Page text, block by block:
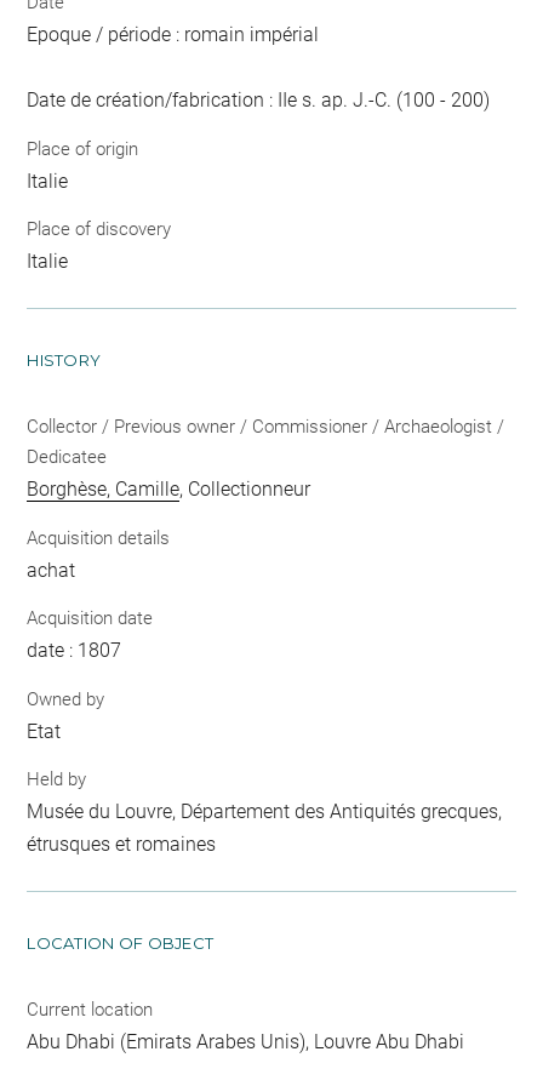
Epoque / période : romain impérial
Date de création/fabrication : IIe s. ap. J.-C. (100 - 200)
Place of origin
Italie
Place of discovery
Italie
HISTORY
Collector / Previous owner / Commissioner / Archaeologist /
Dedicatee
Borghèse, Camille, Collectionneur
Acquisition details
achat
Acquisition date
date : 1807
Owned by
Etat
Held by
Musée du Louvre, Département des Antiquités grecques,
étrusques et romaines
LOCATION OF OBJECT
Current location
Abu Dhabi (Emirats Arabes Unis), Louvre Abu Dhabi